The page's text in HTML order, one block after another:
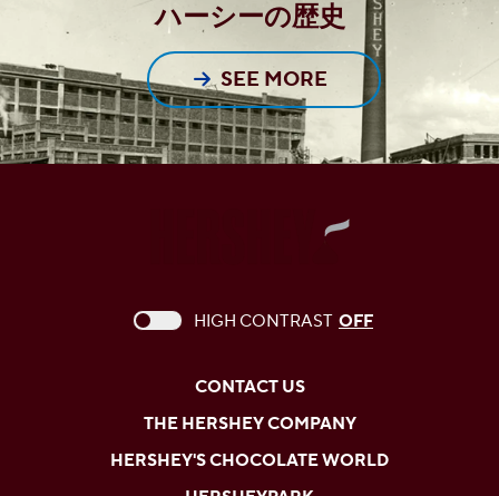
ハーシーの歴史
SEE MORE
This checkbox when checked enables
HIGH CONTRAST OFF
CONTACT US
THE HERSHEY COMPANY
HERSHEY'S CHOCOLATE WORLD